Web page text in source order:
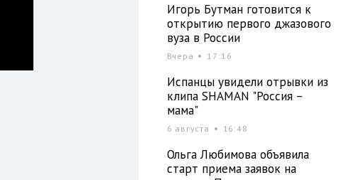
Игорь Бутман готовится к
открытию первого джазового
вуза в России
Вчера 17:16
Испанцы увидели отрывки из
клипа SHAMAN "Россия –
мама"
6 августа 16:48
Ольга Любимова объявила
старт приема заявок на